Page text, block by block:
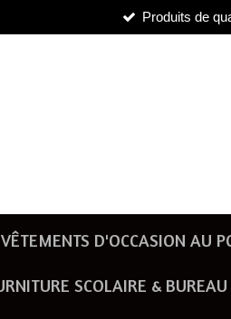
Produits de
VÊTEMENTS D'OCCASION AU
SCOLAIRE & BUREAU